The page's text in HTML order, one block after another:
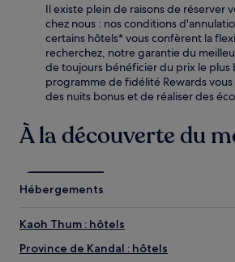
Il existe plein de raisons de réserver
chez nous : nos conditions
certains hôtels* vous confèrent la
recherchez, notre garantie du
de toujours bénéficier du prix le plus
programme de fidélité Rewards
des nuits bonus et de réaliser des
À la découverte du
Hébergements
Kaoh Thum : hôtels
Province de Kandal : hôtels